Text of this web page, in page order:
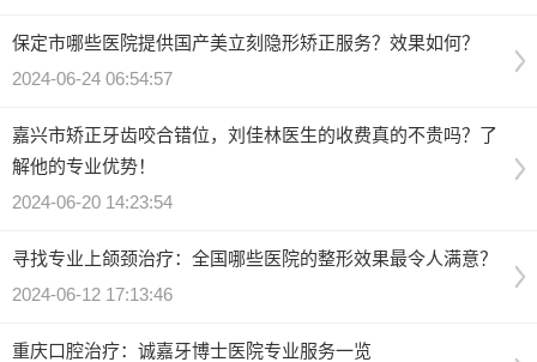
保定市哪些医院提供国产美立刻隐形矫正服务？效果如何？
2024-06-24 06:54:57
嘉兴市矫正牙齿咬合错位，刘佳林医生的收费真的不贵吗？了
解他的专业优势！
2024-06-20 14:23:54
寻找专业上颌颈治疗：全国哪些医院的整形效果最令人满意？
2024-06-12 17:13:46
重庆口腔治疗：诚嘉牙博士医院专业服务一览